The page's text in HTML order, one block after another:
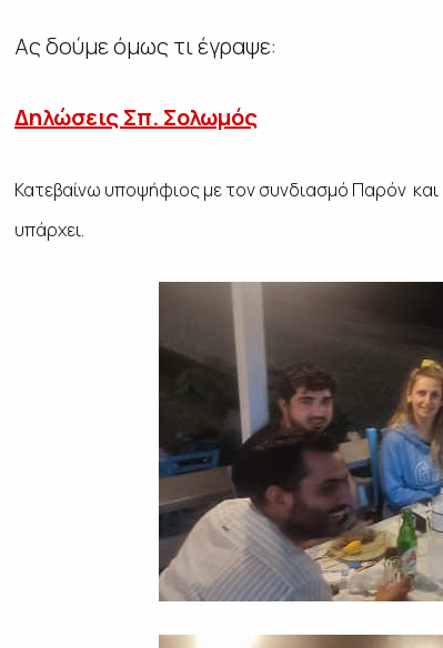
Ας δούμε όμως τι έγραψε:
Δηλώσεις Σπ. Σολωμός
Κατεβαίνω υποψήφιος με τον συνδιασμό Παρόν
υπάρχει.